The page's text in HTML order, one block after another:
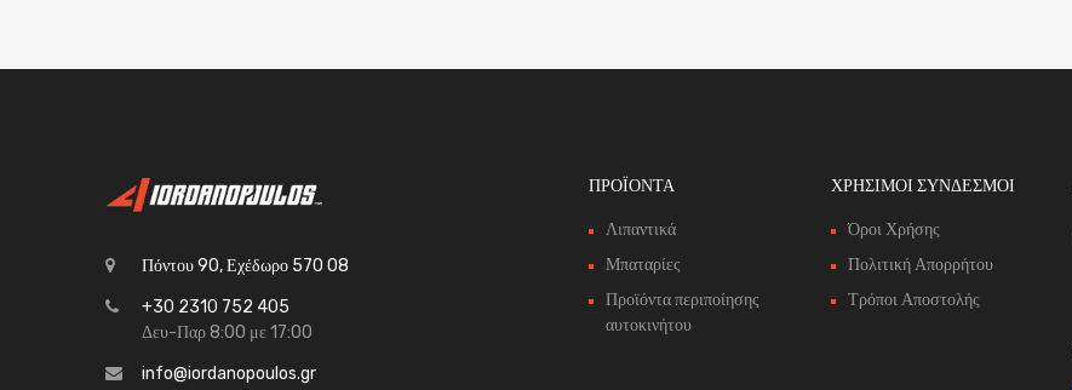
Πόντου 90, Εχέδωρο 570 08
+30 2310 752 405
Δευ-Παρ 8:00 με 17:00
info@iordanopoulos.gr
ΠΡΟΪΟΝΤΑ
Λιπαντικά
Μπαταρίες
Προϊόντα περιποίησης
αυτοκινήτου
ΧΡΗΣΙΜΟΙ ΣΥΝΔΕΣΜΟΙ
Όροι Χρήσης
Πολιτική Απορρήτου
Τρόποι Αποστολής